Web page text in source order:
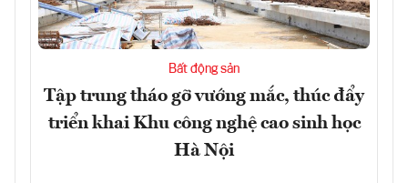
Bất động sản
Tập trung tháo gỡ vướng mắc, thúc đẩy
triển khai Khu công nghệ cao sinh học
Hà Nội